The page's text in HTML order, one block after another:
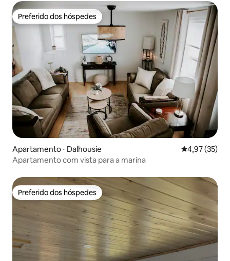
Preferido dos hóspedes
Preferido dos hóspedes
Apartamento ⋅ Dalhousie 4,97 de uma
4,97 (35)
Apartamento com vista para a marina
Preferido dos hóspedes
Preferido dos hóspedes